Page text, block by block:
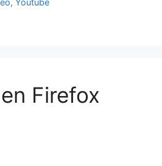
,Youtube
Firefox